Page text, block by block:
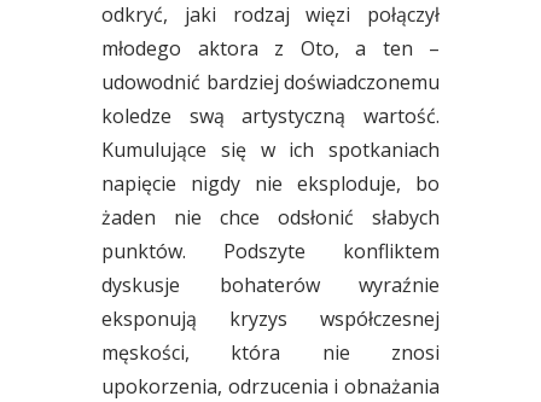
odkryć, jaki rodzaj więzi połączył
młodego aktora z Oto, a ten –
udowodnić bardziej doświadczonemu
koledze swą artystyczną wartość.
Kumulujące się w ich spotkaniach
napięcie nigdy nie eksploduje, bo
żaden nie chce odsłonić słabych
punktów. Podszyte konfliktem
dyskusje bohaterów wyraźnie
eksponują kryzys współczesnej
męskości, która nie znosi
upokorzenia, odrzucenia i obnażania